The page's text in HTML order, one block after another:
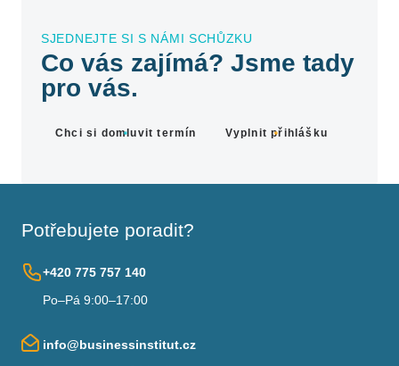
SJEDNEJTE SI S NÁMI SCHŮZKU
Co vás zajímá? Jsme tady
pro vás.
Chci si domluvit termín Vyplnit přihlášku
Potřebujete poradit?
+420 775 757 140
Po–Pá 9:00–17:00
info@businessinstitut.cz